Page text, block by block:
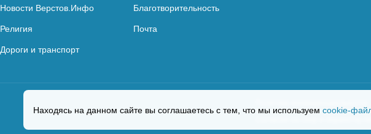
Новости Верстов.Инфо Благотворительность
Религия Почта
Дороги и транспорт
Согласие на сбор и обработку
Находясь на данном сайте вы соглашаетесь с тем, что мы используем cookie-